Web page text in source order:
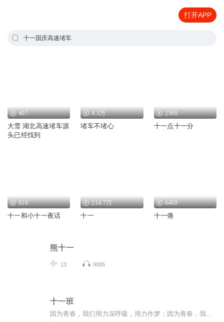
打开APP
十一国庆高速堵车
407
大雪 湖北高速堵车源
头已经找到
4.3万
堵车不堵心
2560
十一点十一分
816
十一和小十一夜话
214.7万
十一
6488
十一倦
熊十一
13 9085
十一班